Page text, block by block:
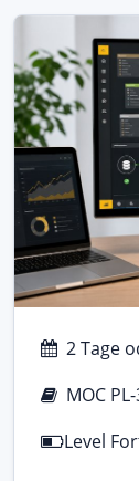
2 Tage
MOC
Level